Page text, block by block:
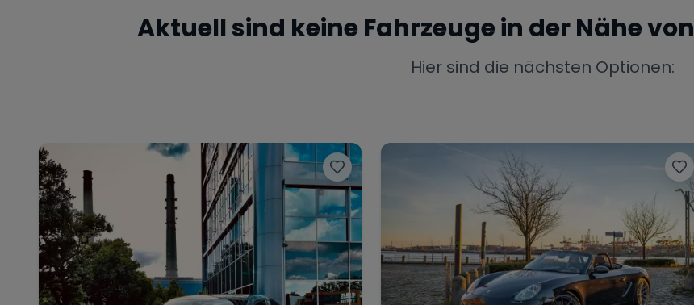
Aktuell sind keine Fahrzeuge in der Nähe von
Hier sind die nächsten Optionen: